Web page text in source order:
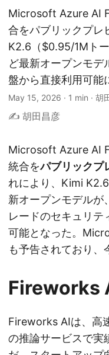
Microsoft Azure AI
合をパブリックプレ
K2.6（$0.95/1Mト
ど最新オープンモ
盤から直接利用可能
May 15, 2026 · 1 min · 胡
✍️ 胡田昌彦
Microsoft Azure AI
統合をパブリックプ
れにより、Kimi
新オープンモデルが
レードのセキュリテ
可能となった。
も予告されており、
Fireworks
Fireworks AIは、高
の推論サービスで実